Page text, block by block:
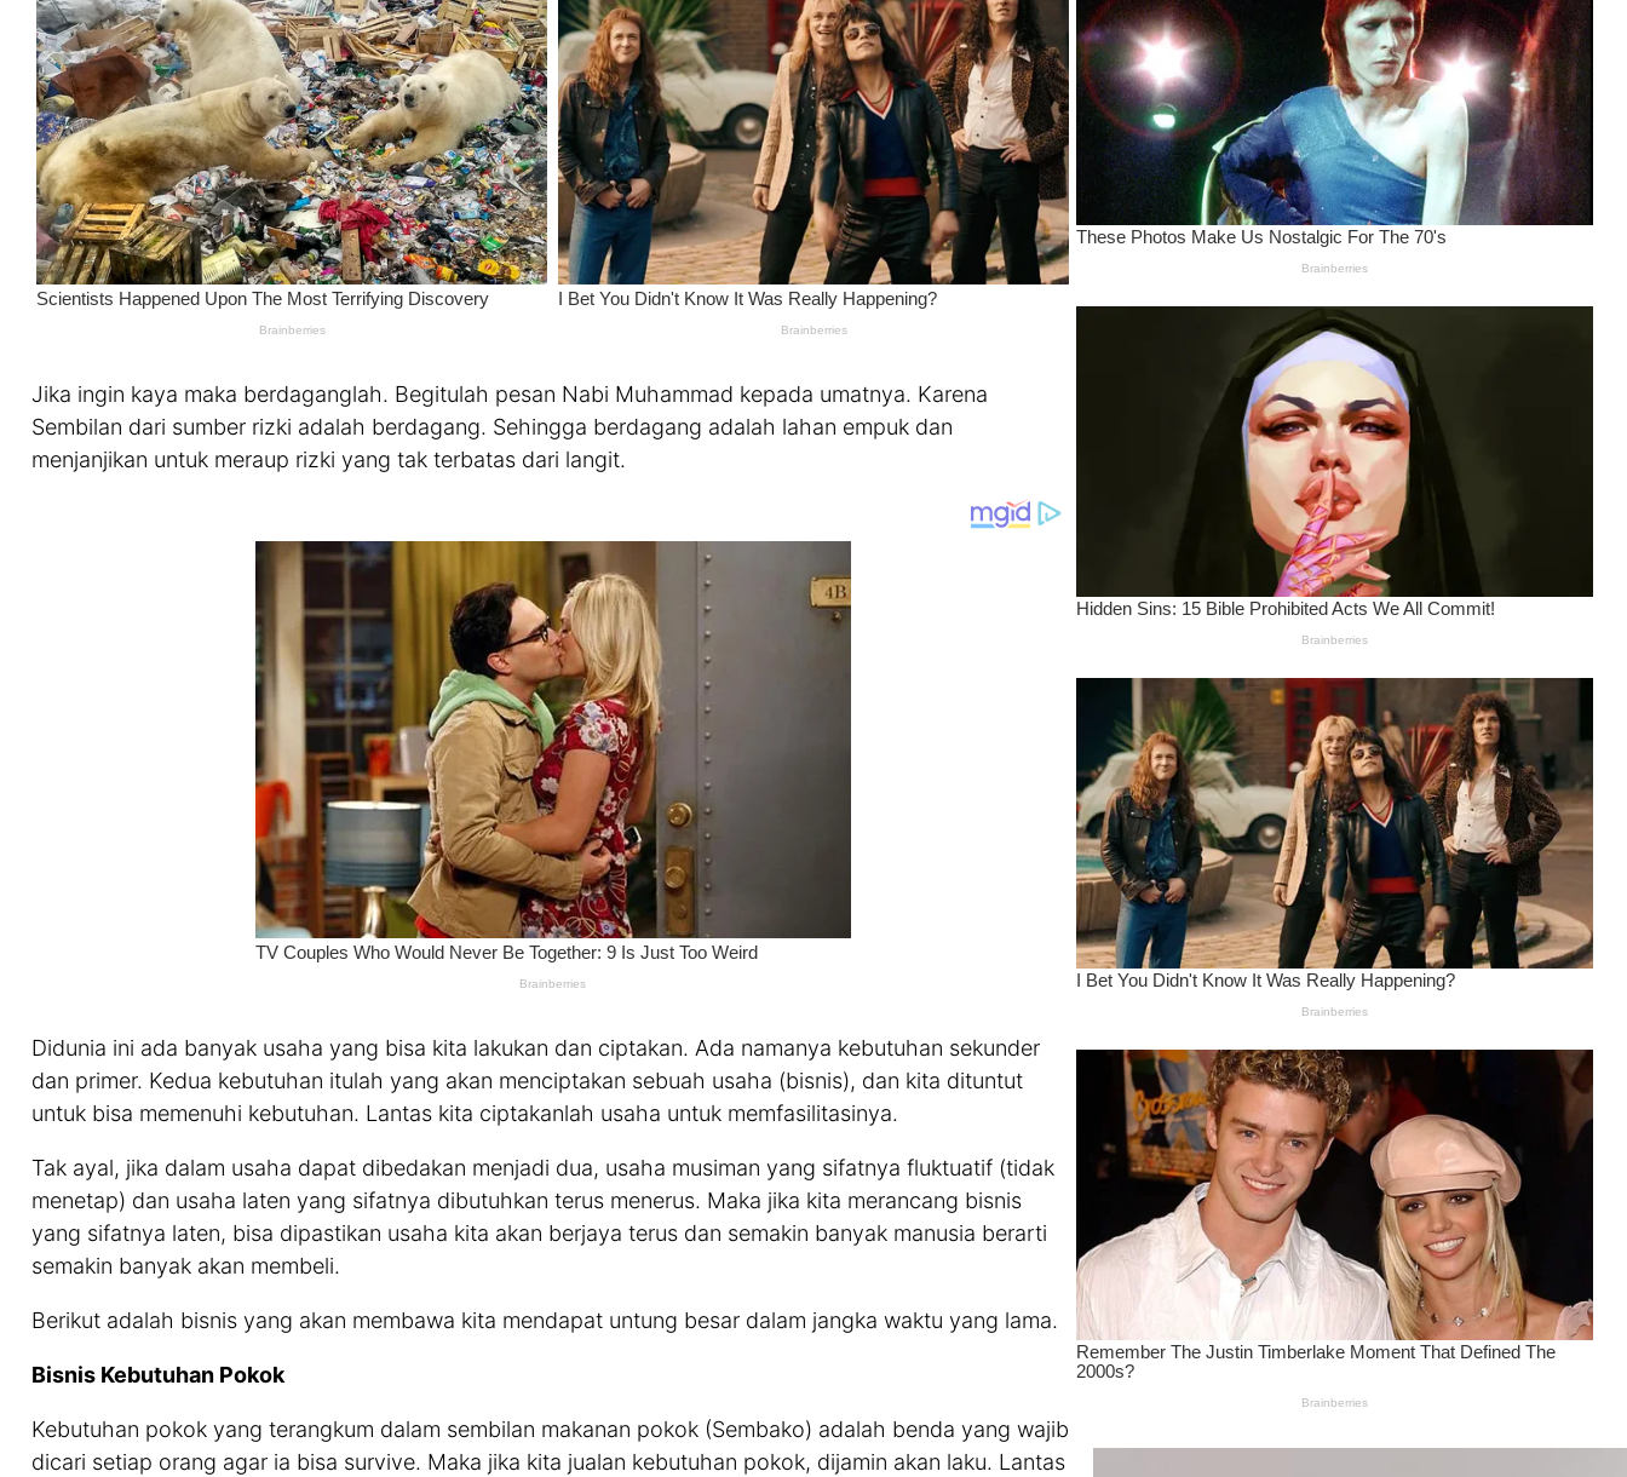
Jika ingin kaya maka berdaganglah. Begitulah pesan Nabi Muhammad kepada umatnya. Karena
Sembilan dari sumber rizki adalah berdagang. Sehingga berdagang adalah lahan empuk dan
menjanjikan untuk meraup rizki yang tak terbatas dari langit.
Didunia ini ada banyak usaha yang bisa kita lakukan dan ciptakan. Ada namanya kebutuhan sekunder
dan primer. Kedua kebutuhan itulah yang akan menciptakan sebuah usaha (bisnis), dan kita dituntut
untuk bisa memenuhi kebutuhan. Lantas kita ciptakanlah usaha untuk memfasilitasinya.
Tak ayal, jika dalam usaha dapat dibedakan menjadi dua, usaha musiman yang sifatnya fluktuatif (tidak
menetap) dan usaha laten yang sifatnya dibutuhkan terus menerus. Maka jika kita merancang bisnis
yang sifatnya laten, bisa dipastikan usaha kita akan berjaya terus dan semakin banyak manusia berarti
semakin banyak akan membeli.
Berikut adalah bisnis yang akan membawa kita mendapat untung besar dalam jangka waktu yang lama.
Bisnis Kebutuhan Pokok
Kebutuhan pokok yang terangkum dalam sembilan makanan pokok (Sembako) adalah benda yang wajib
dicari setiap orang agar ia bisa survive. Maka jika kita jualan kebutuhan pokok, dijamin akan laku. Lantas
Wanita Pamer Pakaian